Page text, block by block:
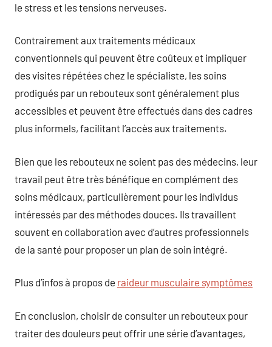
le stress et les tensions nerveuses.
Contrairement aux traitements médicaux
conventionnels qui peuvent être coûteux et impliquer
des visites répétées chez le spécialiste, les soins
prodigués par un rebouteux sont généralement plus
accessibles et peuvent être effectués dans des cadres
plus informels, facilitant l’accès aux traitements.
Bien que les rebouteux ne soient pas des médecins, leur
travail peut être très bénéfique en complément des
soins médicaux, particulièrement pour les individus
intéressés par des méthodes douces. Ils travaillent
souvent en collaboration avec d’autres professionnels
de la santé pour proposer un plan de soin intégré.
Plus d’infos à propos de raideur musculaire symptômes
En conclusion, choisir de consulter un rebouteux pour
traiter des douleurs peut offrir une série d’avantages,